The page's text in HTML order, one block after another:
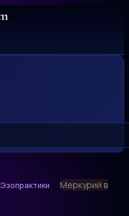
Эзопрактики
Меркурий в